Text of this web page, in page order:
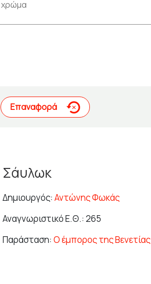
Επαναφορά
Σάυλωκ
Δημιουργός: Αντώνης Φωκάς
Αναγνωριστικό Ε.Θ.: 265
Παράσταση: Ο έμπορος της Βενετίας